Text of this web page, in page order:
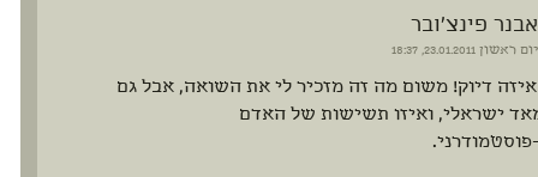
אבנר פינצ'ובר
יום ראשון
איזה דיוק! משום מה זה מזכיר לי את השואה, אבל גם
ישראלי, ואיזו תשישות של האדם